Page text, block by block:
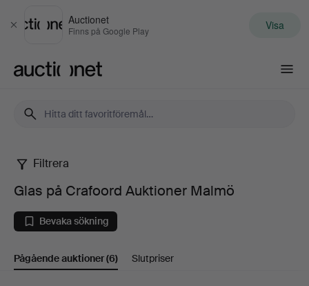
Stäng
Auctionet
Finns på Google Play Visa
Glas
på
Crafoord
Auktioner
Filtrera
Glas på Crafoord Auktioner Malmö
Bevaka sökning
Pågående auktioner(6) Slutpriser